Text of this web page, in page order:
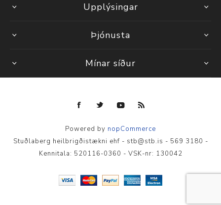
Upplýsingar
Þjónusta
Mínar síður
Powered by nopCommerce
Stuðlaberg heilbrigðistækni ehf - stb@stb.is - 569 3180 -
Kennitala: 520116-0360 - VSK-nr: 130042